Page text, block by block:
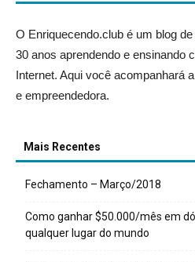
O Enriquecendo.club é um blog
30 anos aprendendo e ensinando
Internet. Aqui você acompanhará
e empreendedora.
Mais Recentes
Fechamento – Março/2018
Como ganhar $50.000/mês em
qualquer lugar do mundo